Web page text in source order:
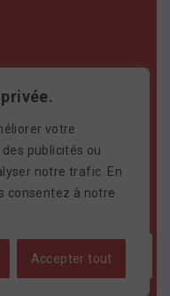
votre
publicités ou
notre trafic. En
consentez à notre
Accepter tout